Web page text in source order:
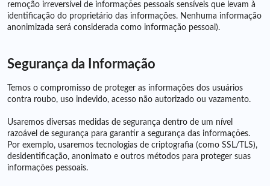
remoção irreversível de informações pessoais sensíveis que levam à
identificação do proprietário das informações. Nenhuma informação
anonimizada será considerada como informação pessoal).
Segurança da Informação
Temos o compromisso de proteger as informações dos usuários
contra roubo, uso indevido, acesso não autorizado ou vazamento.
Usaremos diversas medidas de segurança dentro de um nível
razoável de segurança para garantir a segurança das informações.
Por exemplo, usaremos tecnologias de criptografia (como SSL/TLS),
desidentificação, anonimato e outros métodos para proteger suas
informações pessoais.